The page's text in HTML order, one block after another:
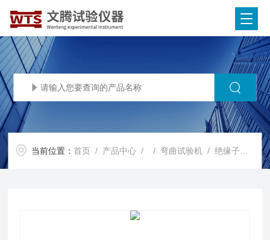
当前位置：首页 / 产品中心 / /弯曲试验机 / 绝缘子弯扭试验机